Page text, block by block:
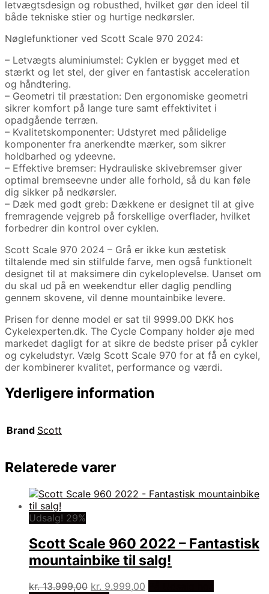
letvægtsdesign og robusthed, hvilket gør den ideel til
både tekniske stier og hurtige nedkørsler.
Nøglefunktioner ved Scott Scale 970 2024:
– Letvægts aluminiumstel: Cyklen er bygget med et
stærkt og let stel, der giver en fantastisk acceleration
og håndtering.
– Geometri til præstation: Den ergonomiske geometri
sikrer komfort på lange ture samt effektivitet i
opadgående terræn.
– Kvalitetskomponenter: Udstyret med pålidelige
komponenter fra anerkendte mærker, som sikrer
holdbarhed og ydeevne.
– Effektive bremser: Hydrauliske skivebremser giver
optimal bremseevne under alle forhold, så du kan føle
dig sikker på nedkørsler.
– Dæk med godt greb: Dækkene er designet til at give
fremragende vejgreb på forskellige overflader, hvilket
forbedrer din kontrol over cyklen.
Scott Scale 970 2024 – Grå er ikke kun æstetisk
tiltalende med sin stilfulde farve, men også funktionelt
designet til at maksimere din cykeloplevelse. Uanset om
du skal ud på en weekendtur eller daglig pendling
gennem skovene, vil denne mountainbike levere.
Prisen for denne model er sat til 9999.00 DKK hos
Cykelexperten.dk. The Cycle Company holder øje med
markedet dagligt for at sikre de bedste priser på cykler
og cykeludstyr. Vælg Scott Scale 970 for at få en cykel,
der kombinerer kvalitet, performance og værdi.
Yderligere information
Brand Scott
Relaterede varer
Udsalg! 29%
Scott Scale 960 2022 – Fantastisk
mountainbike til salg!
kr.13.999,00 Den
kr. 9.999,00